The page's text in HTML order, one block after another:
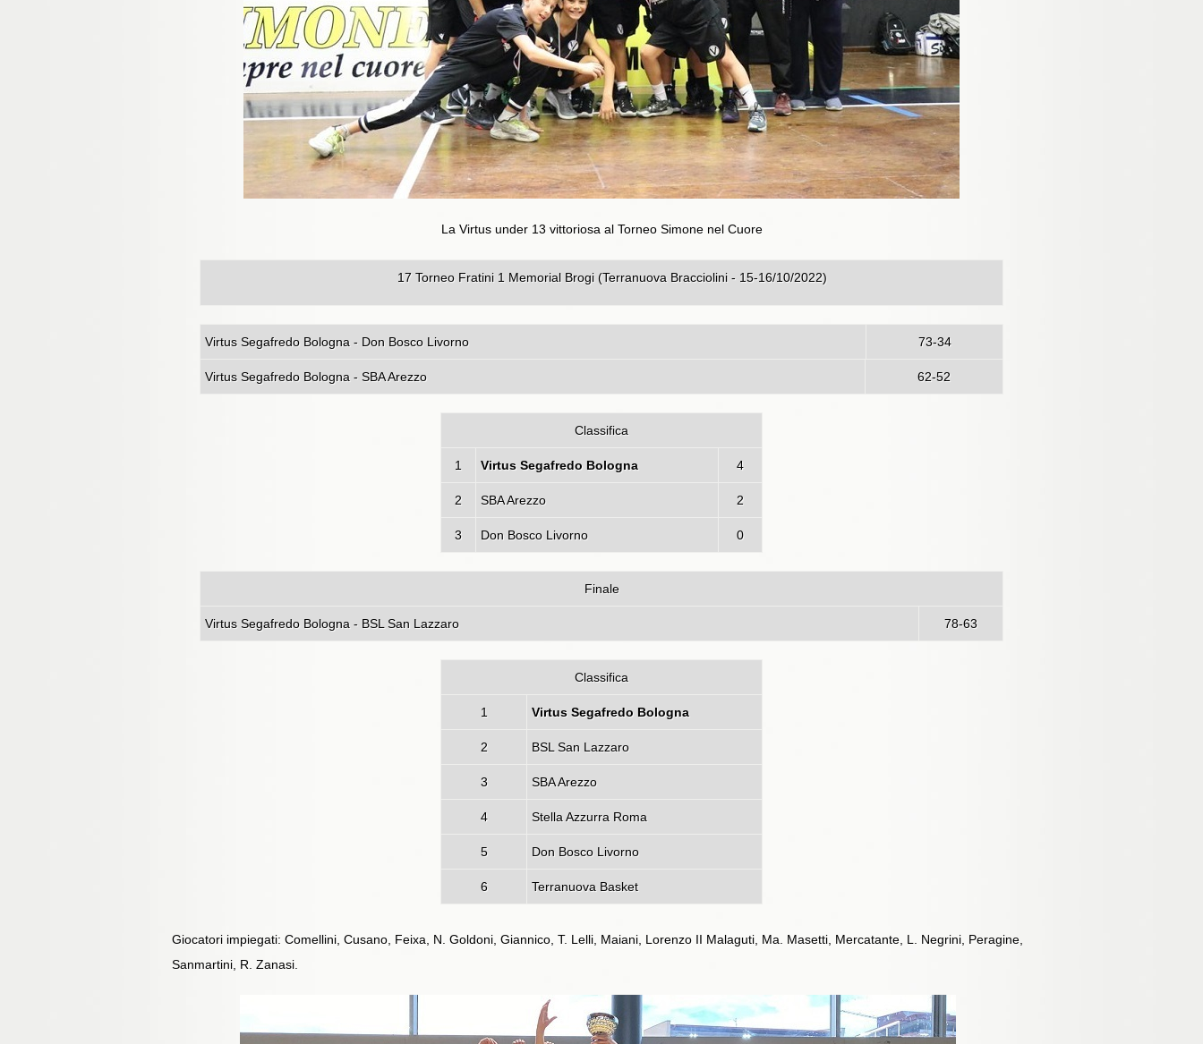
La Virtus under 13 vittoriosa al Torneo Simone nel Cuore
17 Torneo Fratini 1 Memorial Brogi (Terranuova Bracciolini - 15-16/10/2022)
Virtus Segafredo Bologna - Don Bosco Livorno 73-34
Virtus Segafredo Bologna - SBA Arezzo 62-52
Classifica
1 Virtus Segafredo Bologna 4
2 SBA Arezzo 2
3 Don Bosco Livorno 0
Finale
Virtus Segafredo Bologna - BSL San Lazzaro 78-63
Classifica
1 Virtus Segafredo Bologna
2 BSL San Lazzaro
3 SBA Arezzo
4 Stella Azzurra Roma
5 Don Bosco Livorno
6 Terranuova Basket
Giocatori impiegati: Comellini, Cusano, Feixa, N. Goldoni, Giannico, T. Lelli, Maiani, Lorenzo II Malaguti, Ma. Masetti, Mercatante, L. Negrini, Peragine,
Sanmartini, R. Zanasi.